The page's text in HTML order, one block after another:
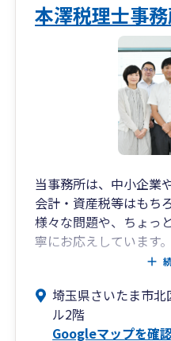
本澤税理士事
当事務所は、中小企業
会計・資産税等はもち
様々な問題や、ちょっ
寧にお応えしています。
ZOOMやSNSによる相
税務以外のお悩みもお
埼玉県さいたま市
ル2階
Googleマップを確